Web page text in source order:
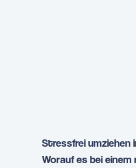
Stressfrei umziehen
Worauf es bei